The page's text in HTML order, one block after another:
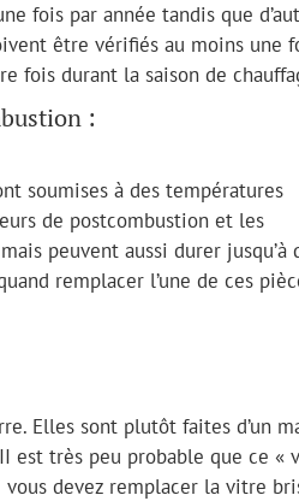
fois par année tandis que
être vérifiés au moins une
fois durant la saison de
:
soumises à des températures
de postcombustion et les
peuvent aussi durer jusqu’à
remplacer l’une de ces
Elles sont plutôt faites d’un
est très peu probable que ce «
devez remplacer la vitre